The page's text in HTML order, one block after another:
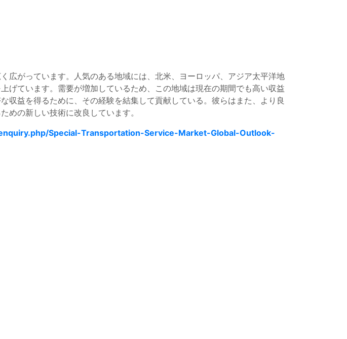
広がっています。人気のある地域には、北米、ヨーロッパ、アジア太平洋地
げています。需要が増加しているため、この地域は現在の期間でも高い収益
収益を得るために、その経験を結集して貢献している。彼らはまた、より良
めの新しい技術に改良しています。
Special-Transportation-Service-Market-Global-Outlook-